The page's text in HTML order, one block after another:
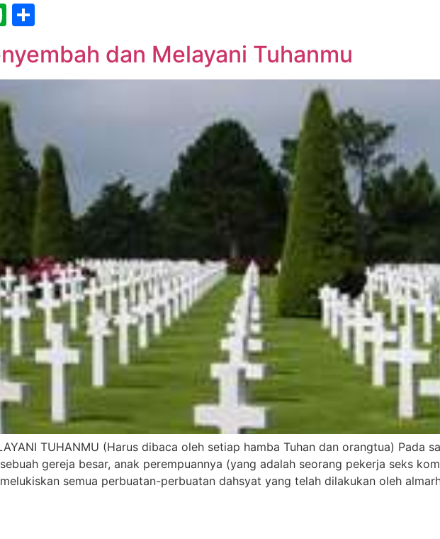
Evernote
dan Melayani Tuhanmu
TUHANMU (Harus dibaca oleh setiap hamba Tuhan dan orangtua) Pada
gereja besar, anak perempuannya (yang adalah seorang pekerja seks
semua perbuatan-perbuatan dahsyat yang telah dilakukan oleh